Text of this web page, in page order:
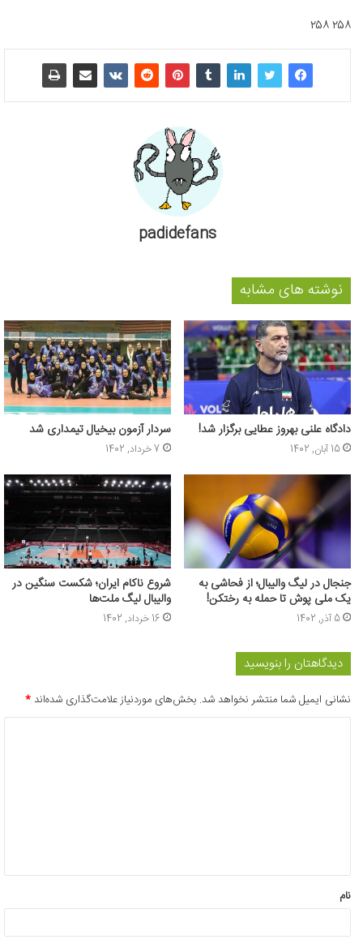
۲۵۸ ۲۵۸
padidefans
نوشته های مشابه
دادگاه علنی بهروز عطایی برگزار شد!
15 آبان, 1402
سردار آزمون بیخیال تیمداری شد
7 خرداد, 1402
جنجال در لیگ والیبال؛ از فحاشی به
یک ملی پوش تا حمله به رختکن!
5 آذر, 1402
شروع ناکام ایران؛ شکست سنگین در
والیبال لیگ ملت‌ها
16 خرداد, 1402
دیدگاهتان را بنویسید
نشانی ایمیل شما منتشر نخواهد شد. بخش‌های موردنیاز علامت‌گذاری شده‌اند*
*
نام